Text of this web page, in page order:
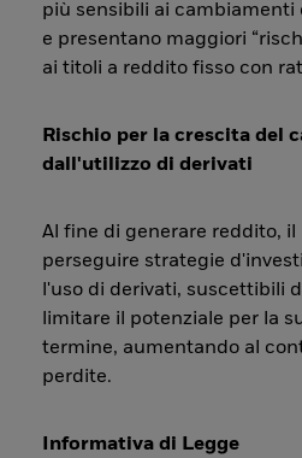
più sensibili ai cambiamenti
e presentano maggiori
ai titoli a reddito fisso con
Rischio per la crescita del
dall'utilizzo di derivati
Al fine di generare reddito,
perseguire strategie
l'uso di derivati, suscettibili
limitare il potenziale per la
termine, aumentando al
perdite.
Informativa di Legge